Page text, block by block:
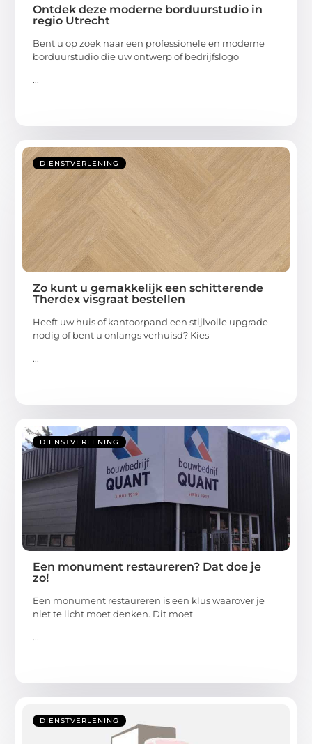
Ontdek deze moderne borduurstudio in
regio Utrecht
Bent u op zoek naar een professionele en moderne
borduurstudio die uw ontwerp of bedrijfslogo
...
DIENSTVERLENING
Zo kunt u gemakkelijk een schitterende
Therdex visgraat bestellen
Heeft uw huis of kantoorpand een stijlvolle upgrade
nodig of bent u onlangs verhuisd? Kies
...
DIENSTVERLENING
Een monument restaureren? Dat doe je
zo!
Een monument restaureren is een klus waarover je
niet te licht moet denken. Dit moet
...
DIENSTVERLENING